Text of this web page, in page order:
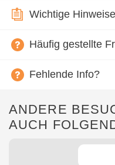
Wichtige Hinweise
Häufig gestellte
Fehlende Info?
ANDERE
AUCH